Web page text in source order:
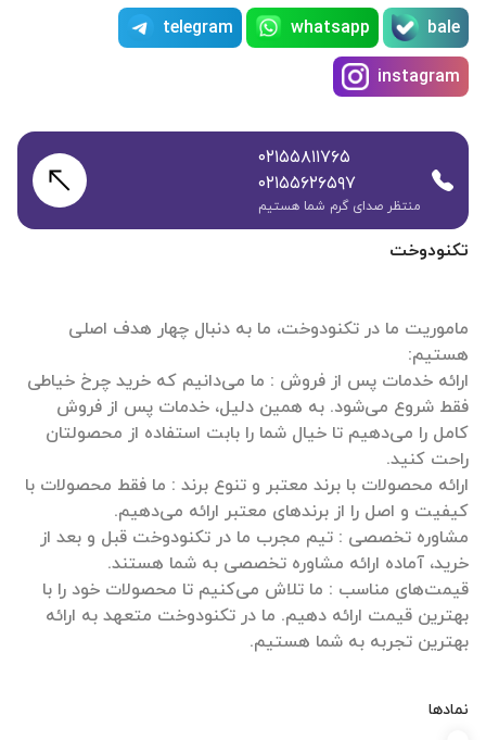
تکنودوخت
ماموریت ما در تکنودوخت، ما به دنبال چهار هدف اصلی
ارائه خدمات پس از فروش : ما می‌دانیم که خرید چرخ خیاطی
فقط شروع می‌شود. به همین دلیل، خدمات پس از فروش
کامل را می‌دهیم تا خیال شما را بابت استفاده از محصولتان
ارائه محصولات با برند معتبر و تنوع برند : ما فقط محصولات با
مشاوره تخصصی : تیم مجرب ما در تکنودوخت قبل و بعد از
قیمت‌های مناسب : ما تلاش می‌کنیم تا محصولات خود را با
بهترین قیمت ارائه دهیم. ما در تکنودوخت متعهد به ارائه
بهترین تجربه به شما هستیم.
نمادها
bale
whatsapp
telegram
instagram
۰۲۱۵۵۸۱۱۷۶۵
۰۲۱۵۵۶۲۶۵۹۷
منتظر صدای گرم شما هستیم